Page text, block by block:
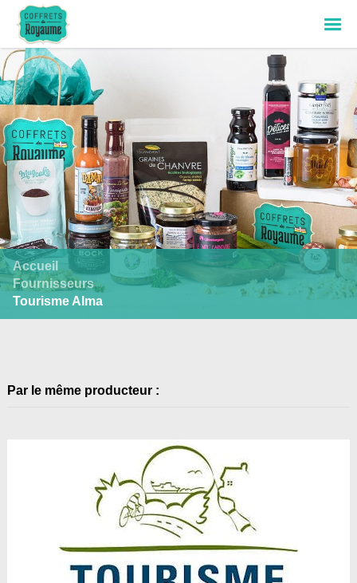
Accueil
Fournisseurs
Tourisme Alma
Par le même producteur :